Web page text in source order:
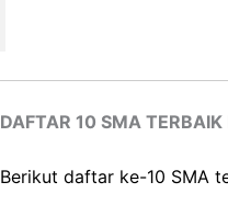
DAFTAR 10 SMA TERBAIK
Berikut daftar ke-10 SMA